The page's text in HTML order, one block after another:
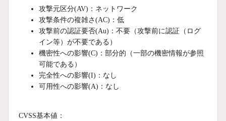
攻撃元区分(AV)：ネットワーク
攻撃条件の複雑さ(AC)：低
攻撃前の認証要否(Au)：不要（攻撃前に認証（ログ
イン等）が不要である）
機密性への影響(C)：部分的（一部の機密情報が参照
可能である）
完全性への影響(I)：なし
可用性への影響(A)：なし
CVSS基本値：